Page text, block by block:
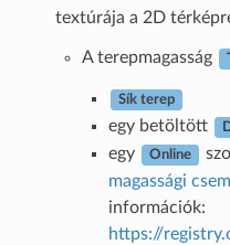
textúrája a 2D
A terepmagasság
Sík terep
egy betöltött
egy Online
magassági
információk:
https://